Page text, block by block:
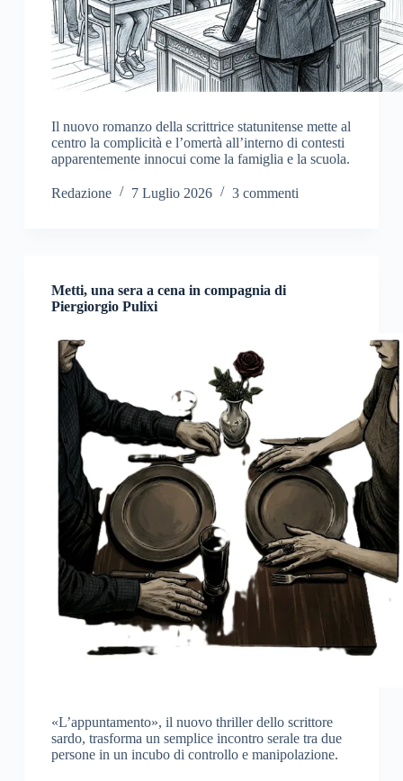
Il nuovo romanzo della scrittrice statunitense mette al
centro la complicità e l’omertà all’interno di contesti
apparentemente innocui come la famiglia e la scuola.
Redazione 7 Luglio 2026 3 commenti
Metti, una sera a cena in compagnia di
Piergiorgio Pulixi
«L’appuntamento», il nuovo thriller dello scrittore
sardo, trasforma un semplice incontro serale tra due
persone in un incubo di controllo e manipolazione.